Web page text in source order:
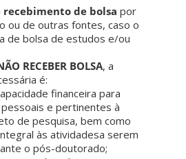
de bolsa por
ou de outras fontes, caso o
de bolsa de estudos e/ou
RECEBER BOLSA, a
é:
financeira para
e pertinentes à
de pesquisa, bem como
às atividadesa serem
o pós-doutorado;